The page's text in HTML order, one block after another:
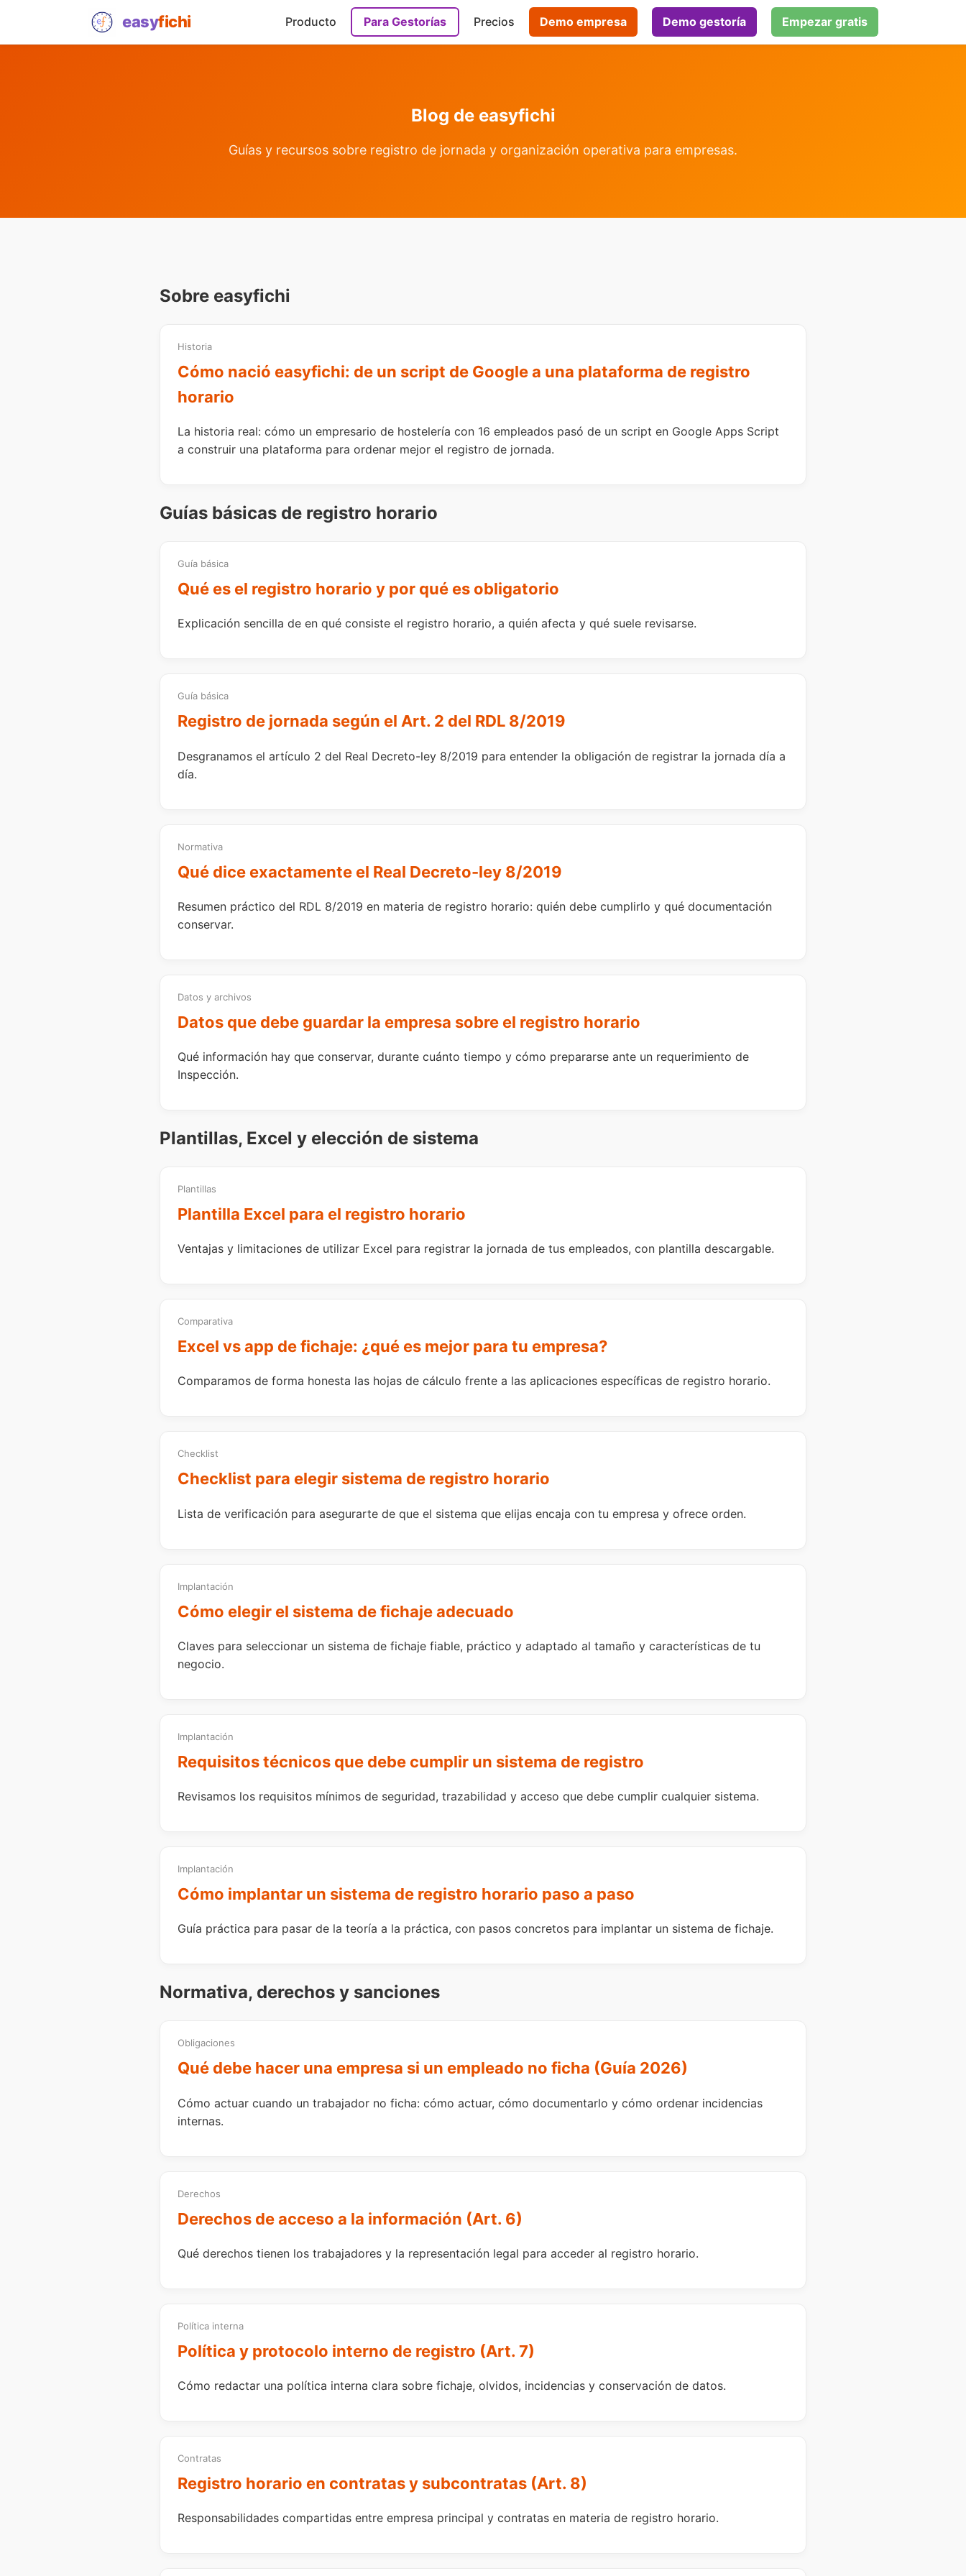
easyfichi Producto Para Gestorías Precios Demo empresa Demo gestoría Empezar gratis
Blog de easyfichi
Guías y recursos sobre registro de jornada y organización operativa para empresas.
Sobre easyfichi
Historia
Cómo nació easyfichi: de un script de Google a una plataforma de registro
horario
La historia real: cómo un empresario de hostelería con 16 empleados pasó de un script en Google Apps Script
a construir una plataforma para ordenar mejor el registro de jornada.
Guías básicas de registro horario
Guía básica
Qué es el registro horario y por qué es obligatorio
Explicación sencilla de en qué consiste el registro horario, a quién afecta y qué suele revisarse.
Guía básica
Registro de jornada según el Art. 2 del RDL 8/2019
Desgranamos el artículo 2 del Real Decreto-ley 8/2019 para entender la obligación de registrar la jornada día a
día.
Normativa
Qué dice exactamente el Real Decreto-ley 8/2019
Resumen práctico del RDL 8/2019 en materia de registro horario: quién debe cumplirlo y qué documentación
conservar.
Datos y archivos
Datos que debe guardar la empresa sobre el registro horario
Qué información hay que conservar, durante cuánto tiempo y cómo prepararse ante un requerimiento de
Inspección.
Plantillas, Excel y elección de sistema
Plantillas
Plantilla Excel para el registro horario
Ventajas y limitaciones de utilizar Excel para registrar la jornada de tus empleados, con plantilla descargable.
Comparativa
Excel vs app de fichaje: ¿qué es mejor para tu empresa?
Comparamos de forma honesta las hojas de cálculo frente a las aplicaciones específicas de registro horario.
Checklist
Checklist para elegir sistema de registro horario
Lista de verificación para asegurarte de que el sistema que elijas encaja con tu empresa y ofrece orden.
Implantación
Cómo elegir el sistema de fichaje adecuado
Claves para seleccionar un sistema de fichaje fiable, práctico y adaptado al tamaño y características de tu
negocio.
Implantación
Requisitos técnicos que debe cumplir un sistema de registro
Revisamos los requisitos mínimos de seguridad, trazabilidad y acceso que debe cumplir cualquier sistema.
Implantación
Cómo implantar un sistema de registro horario paso a paso
Guía práctica para pasar de la teoría a la práctica, con pasos concretos para implantar un sistema de fichaje.
Normativa, derechos y sanciones
Obligaciones
Qué debe hacer una empresa si un empleado no ficha (Guía 2026)
Cómo actuar cuando un trabajador no ficha: cómo actuar, cómo documentarlo y cómo ordenar incidencias
internas.
Derechos
Derechos de acceso a la información (Art. 6)
Qué derechos tienen los trabajadores y la representación legal para acceder al registro horario.
Política interna
Política y protocolo interno de registro (Art. 7)
Cómo redactar una política interna clara sobre fichaje, olvidos, incidencias y conservación de datos.
Contratas
Registro horario en contratas y subcontratas (Art. 8)
Responsabilidades compartidas entre empresa principal y contratas en materia de registro horario.